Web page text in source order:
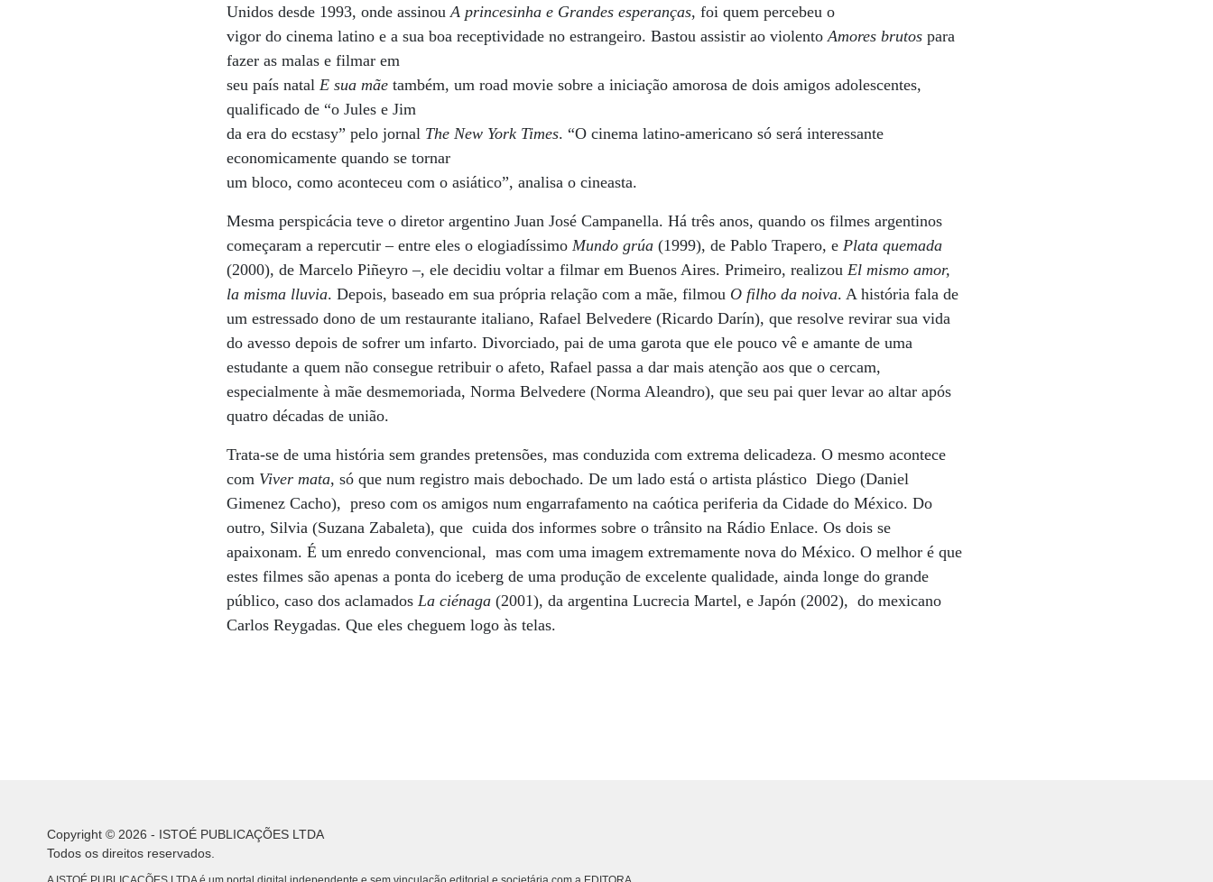
Unidos desde 1993, onde assinouA princesinha e Grandes esperanças, foi quem percebeu o
vigor do cinema latino e a sua boa receptividade no estrangeiro. Bastou assistir ao violentoAmores brutos para
fazer as malas e filmar em
seu país natalE sua mãe também, um road movie sobre a iniciação amorosa de dois amigos adolescentes,
qualificado de “o Jules e Jim
da era do ecstasy” pelo jornal The New York Times. “O cinema latino-americano só será interessante
economicamente quando se tornar
um bloco, como aconteceu com o asiático”, analisa o cineasta.
Mesma perspicácia teve o diretor argentino Juan José Campanella. Há três anos, quando os filmes argentinos
começaram a repercutir – entre eles o elogiadíssimoMundo grúa (1999), de Pablo Trapero, ePlata quemada
(2000), de Marcelo Piñeyro –, ele decidiu voltar a filmar em Buenos Aires. Primeiro, realizouEl mismo amor,
la misma lluvia. Depois, baseado em sua própria relação com a mãe, filmou O filho da noiva. A história fala de
um estressado dono de um restaurante italiano, Rafael Belvedere (Ricardo Darín), que resolve revirar sua vida
do avesso depois de sofrer um infarto. Divorciado, pai de uma garota que ele pouco vê e amante de uma
estudante a quem não consegue retribuir o afeto, Rafael passa a dar mais atenção aos que o cercam,
especialmente à mãe desmemoriada, Norma Belvedere (Norma Aleandro), que seu pai quer levar ao altar após
quatro décadas de união.
Trata-se de uma história sem grandes pretensões, mas conduzida com extrema delicadeza. O mesmo acontece
com Viver mata, só que num registro mais debochado. De um lado está o artista plástico Diego (Daniel
Gimenez Cacho), preso com os amigos num engarrafamento na caótica periferia da Cidade do México. Do
outro, Silvia (Suzana Zabaleta), que cuida dos informes sobre o trânsito na Rádio Enlace. Os dois se
apaixonam. É um enredo convencional, mas com uma imagem extremamente nova do México. O melhor é que
estes filmes são apenas a ponta do iceberg de uma produção de excelente qualidade, ainda longe do grande
público, caso dos aclamadosLa ciénaga (2001), da argentina Lucrecia Martel, e Japón (2002), do mexicano
Carlos Reygadas. Que eles cheguem logo às telas.
Copyright © 2026 - ISTOÉ PUBLICAÇÕES LTDA
Todos os direitos reservados.